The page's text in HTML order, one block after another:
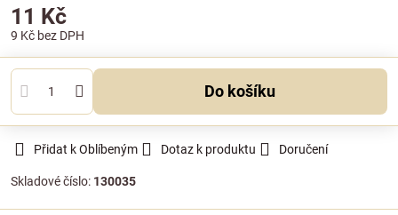
11 Kč
9 Kč bez DPH
Do košíku
Přidat k Oblíbeným Dotaz k produktu Doručení
Skladové číslo: 130035